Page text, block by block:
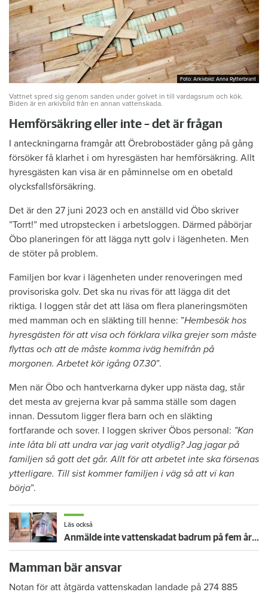
Foto: Arkivbild: Anna Rytterbrant
Foto: Arkivbild: Anna Rytterbrant
Vattnet spred sig genom sanden under golvet in till vardagsrum och kök.
Biden är en arkivbild från en annan vattenskada.
Hemförsäkring eller inte – det är frågan
I anteckningarna framgår att Örebrobostäder gång på gång
försöker få klarhet i om hyresgästen har hemförsäkring. Allt
hyresgästen kan visa är en påminnelse om en obetald
olycksfallsförsäkring.
Det är den 27 juni 2023 och en anställd vid Öbo skriver
”Torrt!” med utropstecken i arbetsloggen. Därmed påbörjar
Öbo planeringen för att lägga nytt golv i lägenheten. Men
de stöter på problem.
Familjen bor kvar i lägenheten under renoveringen med
provisoriska golv. Det ska nu rivas för att lägga dit det
riktiga. I loggen står det att läsa om flera planeringsmöten
med mamman och en släkting till henne: ”Hembesök hos
hyresgästen för att visa och förklara vilka grejer som måste
flyttas och att de måste komma iväg hemifrån på
morgonen. Arbetet kör igång 07.30”.
Men när Öbo och hantverkarna dyker upp nästa dag, står
det mesta av grejerna kvar på samma ställe som dagen
innan. Dessutom ligger flera barn och en släkting
fortfarande och sover. I loggen skriver Öbos personal: ”Kan
inte låta bli att undra var jag varit otydlig? Jag jagar på
familjen så gott det går. Allt för att arbetet inte ska försenas
ytterligare. Till sist kommer familjen i väg så att vi kan
börja”.
Läs också
Anmälde inte vattenskadat badrum på fem år – krävs på 125 000 kronor
Mamman bär ansvar
Notan för att åtgärda vattenskadan landade på 274 885